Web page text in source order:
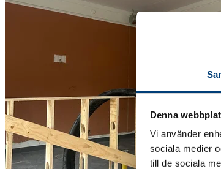
Denna
Vi använder
sociala medier
till de sociala